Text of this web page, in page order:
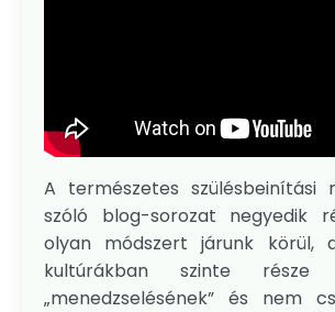
A természetes szülésbeinítási
szóló blog-sorozat negyedik
olyan módszert járunk körül,
kultúrákban szinte része
„menedzselésének” és nem